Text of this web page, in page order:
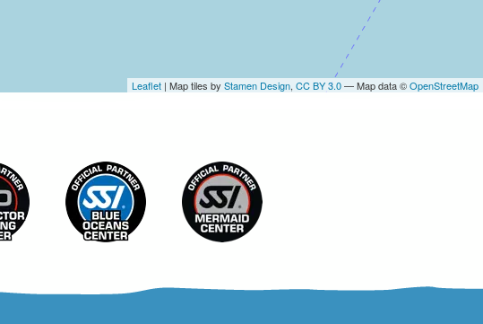
Leaflet | Map tiles by Stamen Design, CC BY 3.0— Map data ©OpenStreetMap